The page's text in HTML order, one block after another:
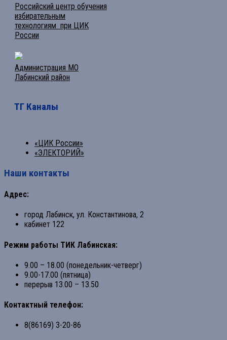
Российский центр обучения
избирательным
технологиям при ЦИК
России
Администрация МО
Лабинский район
ТГ Каналы
«ЦИК России»
«ЭЛЕКТОРИЙ»
Наши контакты
Адрес:
город Лабинск, ул. Константинова, 2
кабинет 122
Режим работы ТИК Лабинская:
9.00 – 18.00 (понедельник-четверг)
9.00-17.00 (пятница)
перерыв 13.00 – 13.50
Контактный телефон:
8(86169) 3-20-86